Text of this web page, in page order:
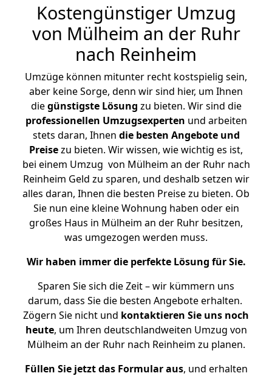
Kostengünstiger Umzug
von Mülheim an der Ruhr
nach Reinheim
Umzüge können mitunter recht kostspielig sein,
aber keine Sorge, denn wir sind hier, um Ihnen
diegünstigste Lösung zu bieten. Wir sind die
professionellen Umzugsexperten und arbeiten
stets daran, Ihnen die besten Angebote und
Preisezu bieten. Wir wissen, wie wichtig es ist,
bei einem Umzug von Mülheim an der Ruhr nach
Reinheim Geld zu sparen, und deshalb setzen wir
alles daran, Ihnen die besten Preise zu bieten. Ob
Sie nun eine kleine Wohnung haben oder ein
großes Haus in Mülheim an der Ruhr besitzen,
was umgezogen werden muss.
Wir haben immer die perfekte Lösung für Sie.
Sparen Sie sich die Zeit – wir kümmern uns
darum, dass Sie die besten Angebote erhalten.
Zögern Sie nicht und kontaktieren Sie uns noch
heute, um Ihren deutschlandweiten Umzug von
Mülheim an der Ruhr nach Reinheim zu planen.
Füllen Sie jetzt das Formular aus, und erhalten